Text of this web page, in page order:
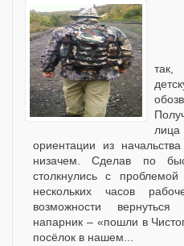
так,
ориентации из
низачем. Сделав по
столкнулись с
нескольких часов
возможности
напарник – «пошли в
посёлок в нашем...